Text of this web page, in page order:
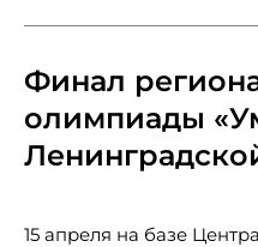
Финал
олимпиады
15 апреля на базе